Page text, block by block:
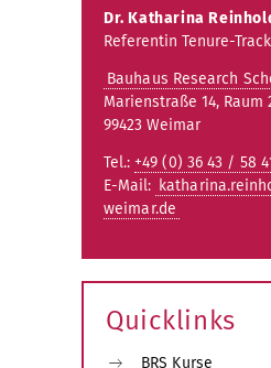
Dr. Katharina
Referentin Tenure-
Bauhaus Research
Marienstraße 14, Raum
99423 Weimar
Tel.: +49 (0) 36 43 / 58
E-Mail:
weimar.de
Quicklinks
BRS Kurse